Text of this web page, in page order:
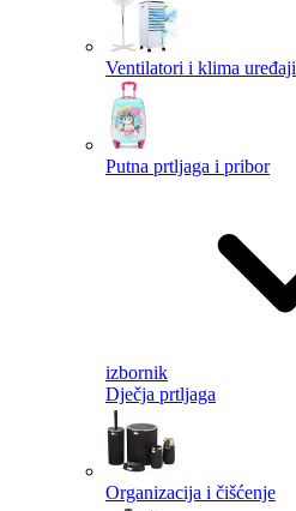
Ventilatori i klima uređaji
Putna prtljaga i pribor
izbornik
Dječja prtljaga
Organizacija i čišćenje